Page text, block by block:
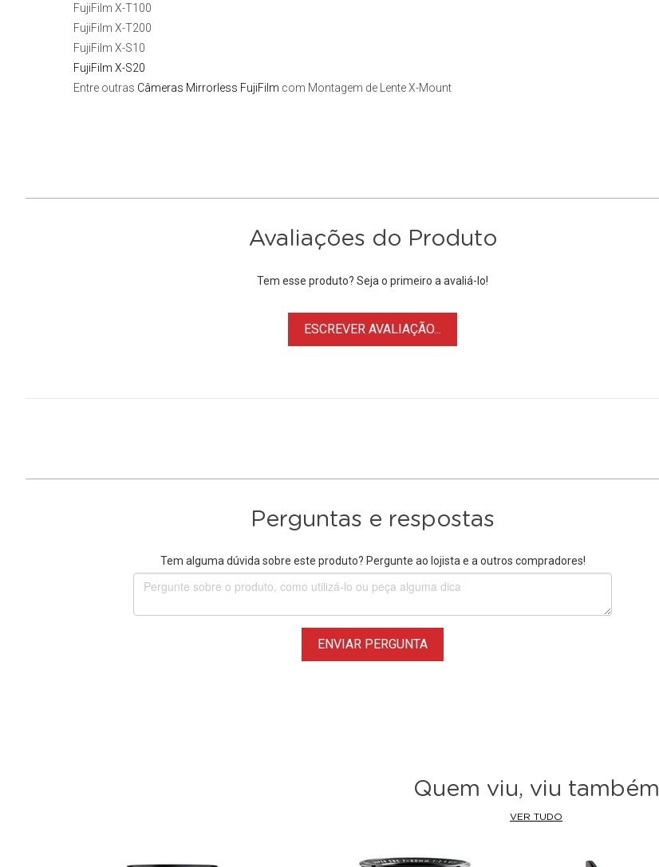
FujiFilm X-T100
FujiFilm X-T200
FujiFilm X-S10
FujiFilm X-S20
Entre outras Câmeras Mirrorless FujiFilm com Montagem de Lente X-Mount
Avaliações do Produto
Tem esse produto? Seja o primeiro a avaliá-lo!
ESCREVER AVALIAÇÃO...
Perguntas e respostas
Tem alguma dúvida sobre este produto? Pergunte ao lojista e a outros compradores!
ENVIAR PERGUNTA
Quem viu, viu também
VER TUDO